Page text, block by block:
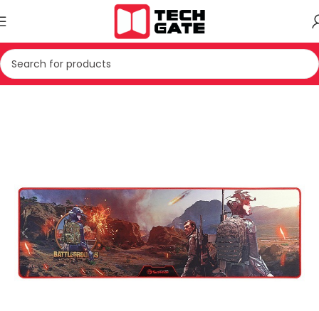
Kreu IT AKSESOR MAUS PAD